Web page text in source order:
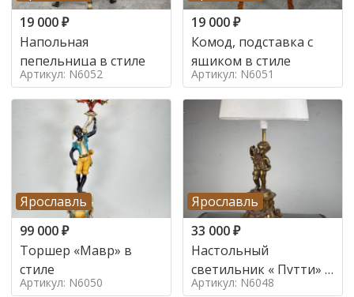
19 000₽
Напольная
пепельница в стиле
Артикул: N6052
19 000₽
Комод, подставка с
ящиком в стиле
Артикул: N6051
Ярославль
99 000₽
Торшер «Мавр» в
стиле
Артикул: N6050
Ярославль
33 000₽
Настольный
светильник « Путти» в
стиле
Артикул: N6048